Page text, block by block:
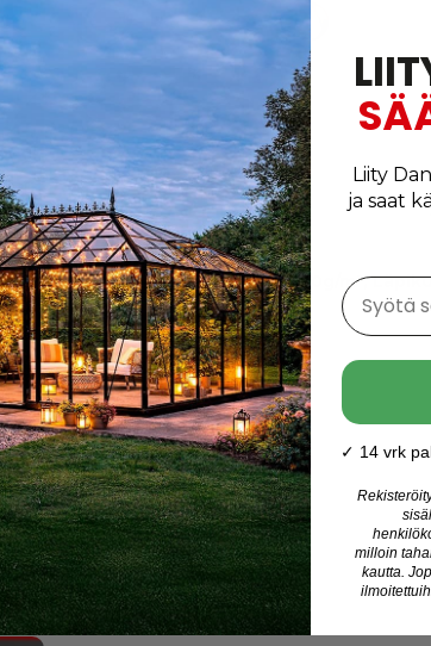
Jäsenedut
Suojapeite 8x12m, PE 250g/m²,
Väri:
Läpikuultava
Koko:
8x12 m
Normaali hinta
505,26 €
Jäsenhinta
404,21 €
Varastossa
Toimitus: 13-20 elok.
Liity
ja saat
Syötä
✓ 14 vrk
milloin
kautta.